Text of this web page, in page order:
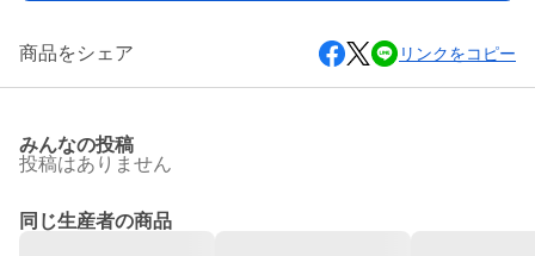
商品をシェア リンクをコピー
みんなの投稿
投稿はありません
同じ生産者の商品